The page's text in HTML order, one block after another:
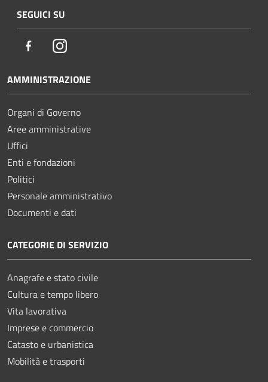
SEGUICI SU
FacebookInstagram
AMMINISTRAZIONE
Organi di Governo
Aree amministrative
Uffici
Enti e fondazioni
Politici
Personale amministrativo
Documenti e dati
CATEGORIE DI SERVIZIO
Anagrafe e stato civile
Cultura e tempo libero
Vita lavorativa
Imprese e commercio
Catasto e urbanistica
Mobilità e trasporti